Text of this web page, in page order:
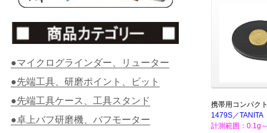
携帯用コンパク
1479S／TANITA
計測範囲：0.1g
●マイクログラインダー、リューター
●先端工具、研磨ポイント、ビット
●先端工具ケース、工具スタンド
●卓上バフ研磨機、バフモーター